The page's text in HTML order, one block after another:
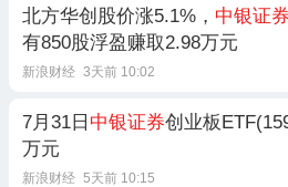
北方华创股价涨5.1%， 中银证券
有850股浮盈赚取2.98万元
新浪财经 3天前 10:02
7月31日 中银证券创业板
万元
新浪财经 5天前 10:15